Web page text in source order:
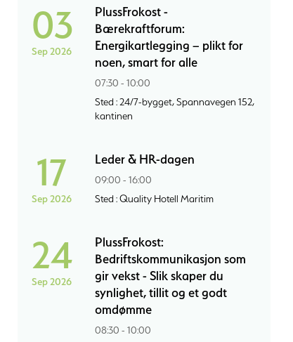
03
Sep 2026
PlussFrokost -
Bærekraftforum:
Energikartlegging – plikt for
noen, smart for alle
07:30 - 10:00
Sted : 24/7-bygget, Spannavegen 152,
kantinen
17
Sep 2026
Leder & HR-dagen
09:00 - 16:00
Sted : Quality Hotell Maritim
24
Sep 2026
PlussFrokost:
Bedriftskommunikasjon som
gir vekst - Slik skaper du
synlighet, tillit og et godt
omdømme
08:30 - 10:00